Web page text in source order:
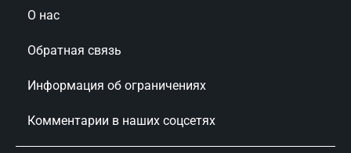
О нас
Обратная связь
Информация об ограничениях
Комментарии в наших соцсетях